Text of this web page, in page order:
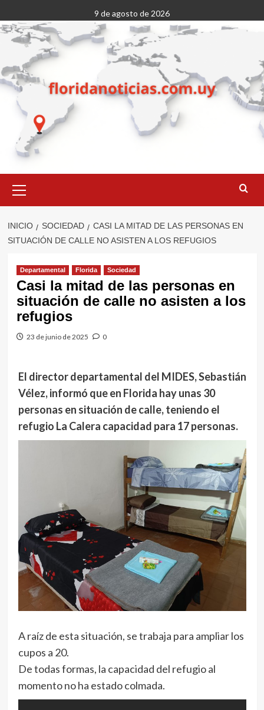
al
contenido
9 de agosto de 2026
primario
INICIO SOCIEDAD
CASI LA MITAD DE LAS PERSONAS EN
SITUACIÓN DE CALLE NO ASISTEN A LOS REFUGIOS
Departamental Florida Sociedad
Casi la mitad de las personas en
situación de calle no asisten a los
refugios
23 de junio de 2025 0
El director departamental del MIDES, Sebastián
Vélez, informó que en Florida hay unas 30
personas en situación de calle, teniendo el
refugio La Calera capacidad para 17 personas.
A raíz de esta situación, se trabaja para ampliar los
cupos a 20.
De todas formas, la capacidad del refugio al
momento no ha estado colmada.